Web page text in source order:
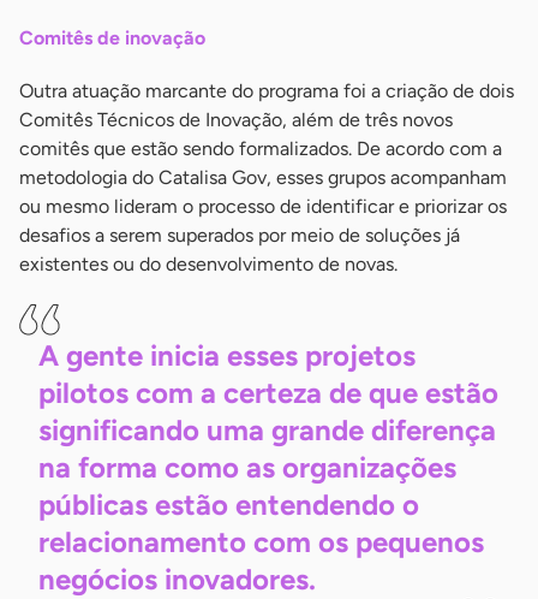
Comitês de inovação
Outra atuação marcante do programa foi a criação de dois
Comitês Técnicos de Inovação, além de três novos
comitês que estão sendo formalizados. De acordo com a
metodologia do Catalisa Gov, esses grupos acompanham
ou mesmo lideram o processo de identificar e priorizar os
desafios a serem superados por meio de soluções já
existentes ou do desenvolvimento de novas.
A gente inicia esses projetos
pilotos com a certeza de que estão
significando uma grande diferença
na forma como as organizações
públicas estão entendendo o
relacionamento com os pequenos
negócios inovadores.